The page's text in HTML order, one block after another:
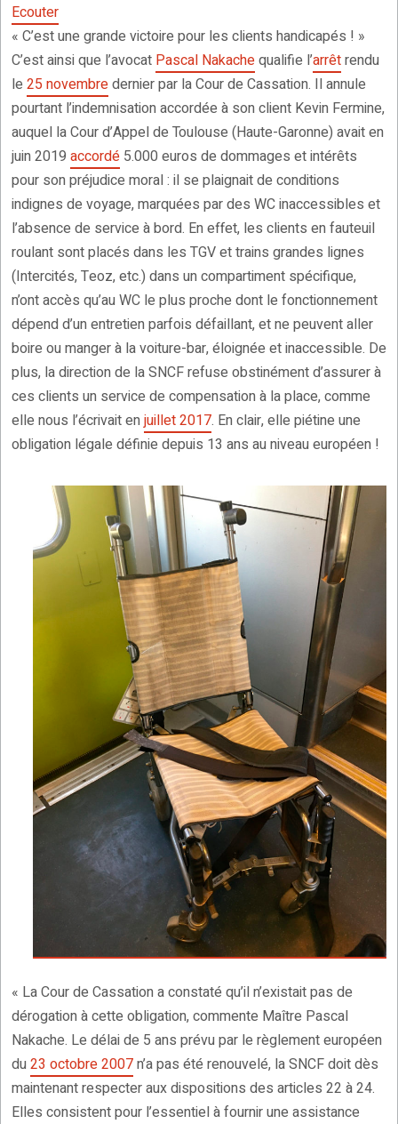
Ecouter
« C’est une grande victoire pour les clients handicapés ! »
C’est ainsi que l’avocat Pascal Nakachequalifie l’arrêtrendu
le 25 novembredernier par la Cour de Cassation. Il annule
pourtant l’indemnisation accordée à son client Kevin Fermine,
auquel la Cour d’Appel de Toulouse (Haute-Garonne) avait en
juin 2019 accordé 5.000 euros de dommages et intérêts
pour son préjudice moral : il se plaignait de conditions
indignes de voyage, marquées par des WC inaccessibles et
l’absence de service à bord. En effet, les clients en fauteuil
roulant sont placés dans les TGV et trains grandes lignes
(Intercités, Teoz, etc.) dans un compartiment spécifique,
n’ont accès qu’au WC le plus proche dont le fonctionnement
dépend d’un entretien parfois défaillant, et ne peuvent aller
boire ou manger à la voiture-bar, éloignée et inaccessible. De
plus, la direction de la SNCF refuse obstinément d’assurer à
ces clients un service de compensation à la place, comme
elle nous l’écrivait enjuillet 2017. En clair, elle piétine une
obligation légale définie depuis 13 ans au niveau européen !
« La Cour de Cassation a constaté qu’il n’existait pas de
dérogation à cette obligation, commente Maître Pascal
Nakache. Le délai de 5 ans prévu par le règlement européen
du23 octobre 2007n’a pas été renouvelé, la SNCF doit dès
maintenant respecter aux dispositions des articles 22 à 24.
Elles consistent pour l’essentiel à fournir une assistance